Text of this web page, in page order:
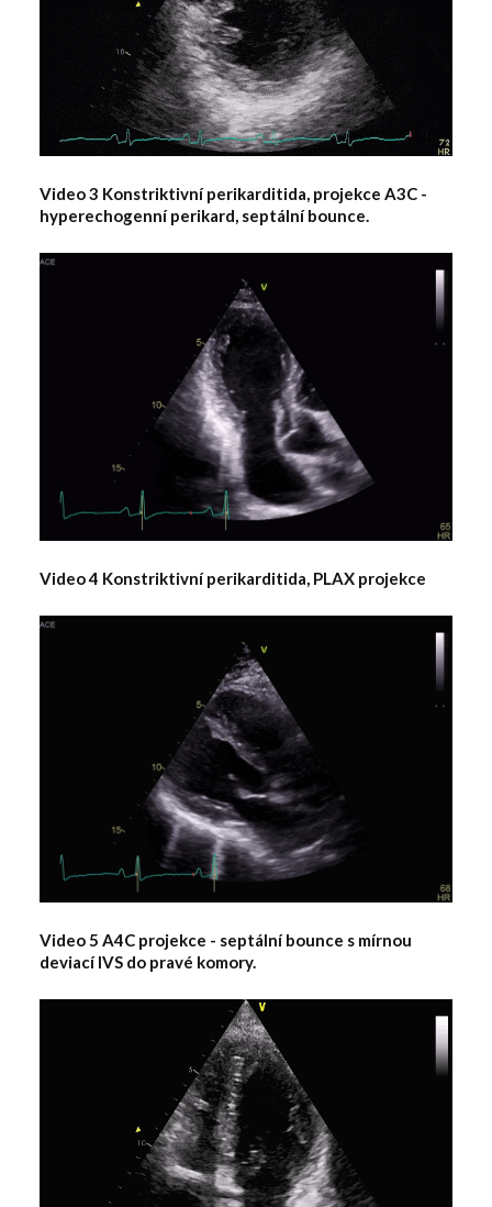
Video 3 Konstriktivní perikarditida, projekce A3C -
hyperechogenní perikard, septální bounce.
Video 4 Konstriktivní perikarditida, PLAX projekce
Video 5 A4C projekce - septální bounce s mírnou
deviací IVS do pravé komory.